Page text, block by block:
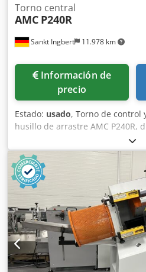
Sankt Ingbert 11.978 km
Torno central
AMC P240R
Información de
precio
Estado: usado, Torno de control
husillo de arrastre AMC P240R,
1.250 mm. Crodszqckkepfx Ahcsf